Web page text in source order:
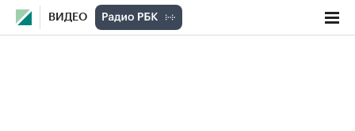
ВИДЕО